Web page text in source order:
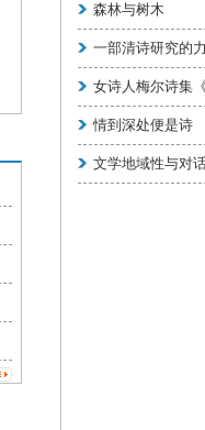
森林与树木
一部清诗研究的
女诗人梅尔诗集
情到深处便是诗
文学地域性与对